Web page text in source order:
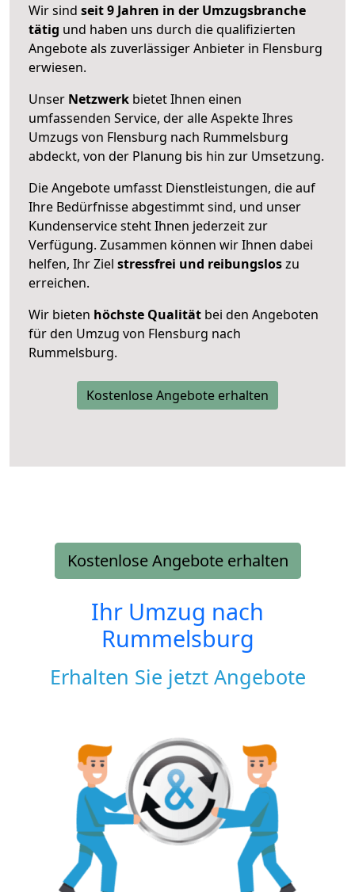
Wir sind seit 9 Jahren in der Umzugsbranche
tätig und haben uns durch die qualifizierten
Angebote als zuverlässiger Anbieter in Flensburg
erwiesen.
Unser Netzwerk bietet Ihnen einen
umfassenden Service, der alle Aspekte Ihres
Umzugs von Flensburg nach Rummelsburg
abdeckt, von der Planung bis hin zur Umsetzung.
Die Angebote umfasst Dienstleistungen, die auf
Ihre Bedürfnisse abgestimmt sind, und unser
Kundenservice steht Ihnen jederzeit zur
Verfügung. Zusammen können wir Ihnen dabei
helfen, Ihr Ziel stressfrei und reibungsloszu
erreichen.
Wir bieten höchste Qualität bei den Angeboten
für den Umzug von Flensburg nach
Rummelsburg.
Kostenlose Angebote erhalten
Kostenlose Angebote erhalten
Ihr Umzug nach
Rummelsburg
Erhalten Sie jetzt Angebote